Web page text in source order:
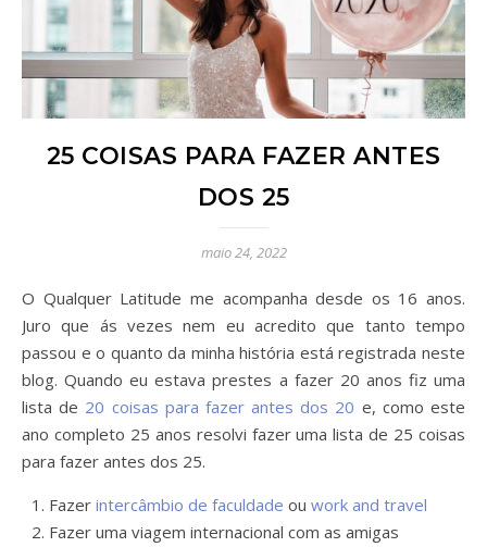
25 COISAS PARA FAZER ANTES
DOS 25
maio 24, 2022
O Qualquer Latitude me acompanha desde os 16 anos.
Juro que ás vezes nem eu acredito que tanto tempo
passou e o quanto da minha história está registrada neste
blog. Quando eu estava prestes a fazer 20 anos fiz uma
lista de 20 coisas para fazer antes dos 20 e, como este
ano completo 25 anos resolvi fazer uma lista de 25 coisas
para fazer antes dos 25.
Fazer intercâmbio de faculdade ou work and travel
Fazer uma viagem internacional com as amigas